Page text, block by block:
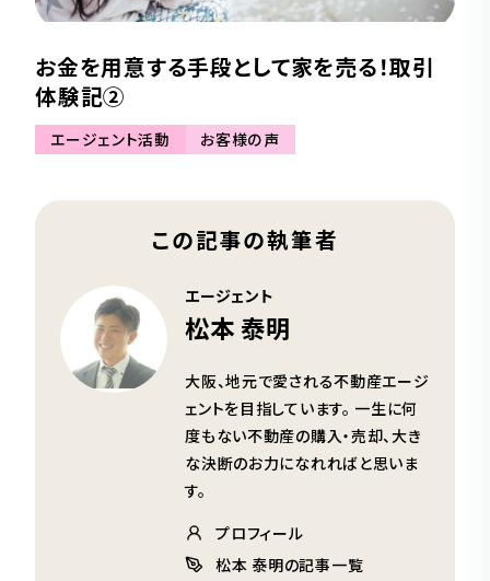
お金を用意する手段として家を売る！取引
体験記②
エージェント活動 お客様の声
この記事の執筆者
エージェント
松本 泰明
大阪、地元で愛される不動産エージ
ェントを目指しています。 一生に何
度もない不動産の購入・売却、大き
な決断のお力になれればと思いま
す。
プロフィール
松本 泰明の記事一覧